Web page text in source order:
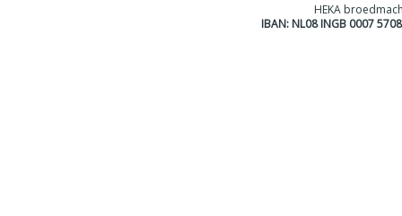
HEKA
IBAN: NL08 INGB 0007